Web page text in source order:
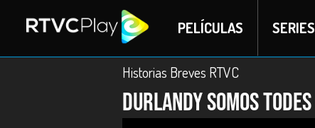
PELÍCULAS SERIES
Historias Breves RTVC
Durlandy somos todes